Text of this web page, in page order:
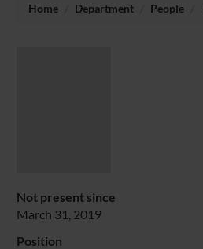
Home Department People
Not present since
March 31, 2019
Position